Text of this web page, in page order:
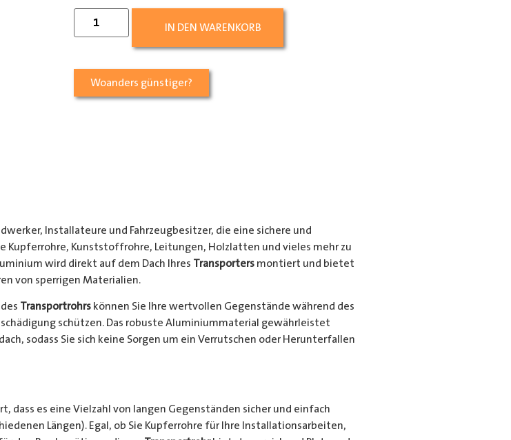
IN DEN WARENKORB
Woanders günstiger?
Installateure und Fahrzeugbesitzer, die eine sichere und
Kupferrohre, Kunststoffrohre, Leitungen, Holzlatten und vieles mehr zu
wird direkt auf dem Dach Ihres Transportersmontiert und bietet
von sperrigen Materialien.
Transportrohrskönnen Sie Ihre wertvollen Gegenstände während des
schützen. Das robuste Aluminiummaterial gewährleistet
sodass Sie sich keine Sorgen um ein Verrutschen oder Herunterfallen
dass es eine Vielzahl von langen Gegenständen sicher und einfach
Längen). Egal, ob Sie Kupferrohre für Ihre Installationsarbeiten,